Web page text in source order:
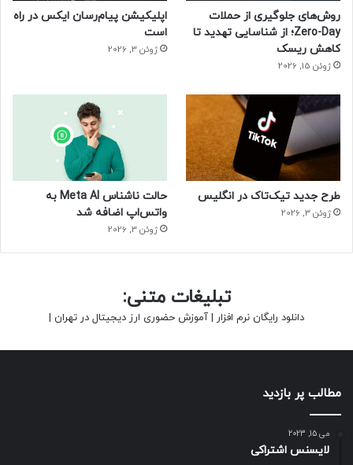
روش‌های جلوگیری از حملات
Zero-Day؛ از شناسایی تهدید تا
کاهش ریسک
ژوئن 15, 2026
اپلیکیشن پیام‌رسان ایکس در راه
است
ژوئن 3, 2026
طرح جدید تیک‌تاک در انگلیس
ژوئن 3, 2026
حالت ناشناس Meta AI به
واتس‌اپ اضافه شد
ژوئن 3, 2026
تبلیغات متنی:
دانلود رایگان نرم افزار | آموزش حضوری ارز دیجیتال در تهران |
مطالب پر بازدید
می 15, 2023
لایسنس اشتراکی